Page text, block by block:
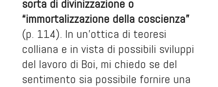
sorta di divinizzazione o
“immortalizzazione della coscienza”
(p. 114). In un’ottica di teoresi
colliana e in vista di possibili sviluppi
del lavoro di Boi, mi chiedo se del
sentimento sia possibile fornire una